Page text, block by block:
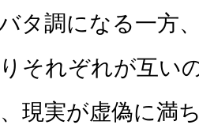
タ調になる一方
それぞれが互い
現実が虚偽に満